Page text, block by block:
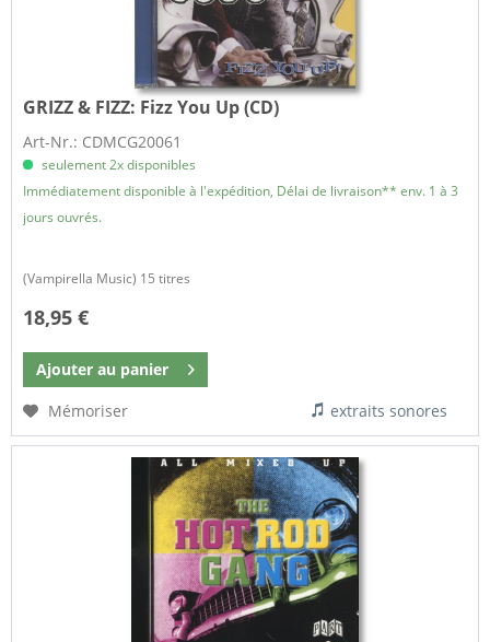
GRIZZ & FIZZ: Fizz You Up (CD)
Art-Nr.: CDMCG20061
seulement 2x disponibles
Immédiatement disponible à l'expédition, Délai de livraison** env. 1 à 3
jours ouvrés.
​(Vampirella Music) 15 titres
18,95 €
Ajouter au panier
Mémoriser
extraits sonores